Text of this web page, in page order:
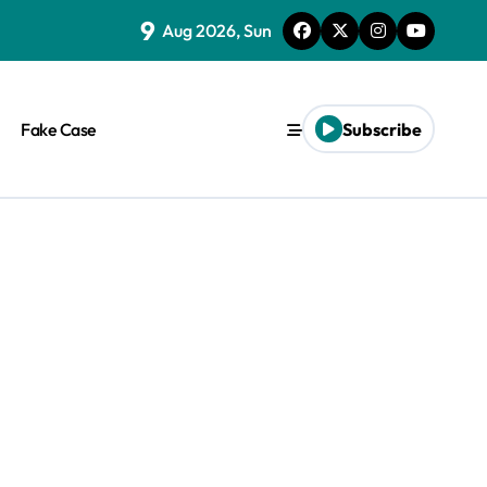
9 Aug 2026, Sun
Fake Case Subscribe